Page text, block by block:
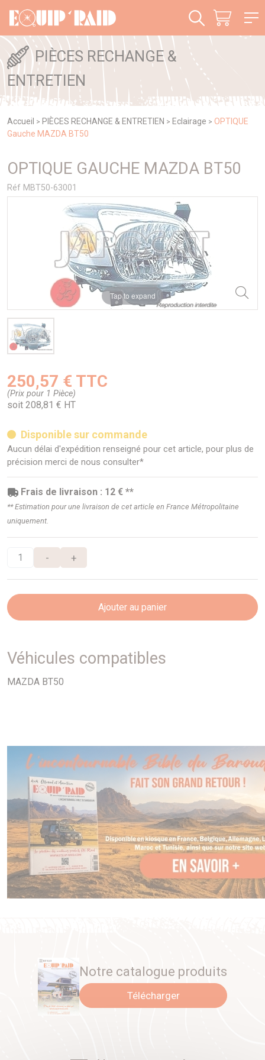
PIÈCES RECHANGE &
ENTRETIEN
Accueil > PIÈCES RECHANGE & ENTRETIEN > Eclairage > OPTIQUE
Gauche MAZDA BT50
OPTIQUE GAUCHE MAZDA BT50
Réf MBT50-63001
Tap to expand
250,57 € TTC
(Prix pour 1 Pièce)
soit 208,81 € HT
Disponible sur commande
Aucun délai d'expédition renseigné pour cet article, pour plus de
précision merci de nous consulter*
Frais de livraison : 12 € **
** Estimation pour une livraison de cet article en France Métropolitaine
uniquement.
- +
Ajouter au panier
Véhicules compatibles
MAZDA BT50
Notre catalogue produits
Télécharger
Panneau de gestion des cookies